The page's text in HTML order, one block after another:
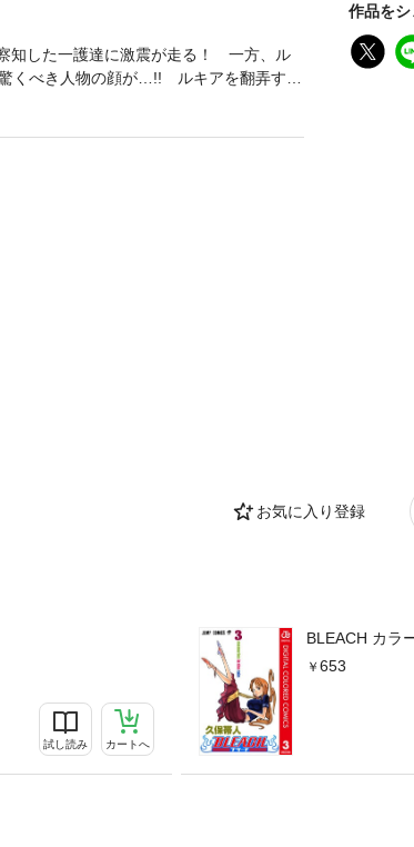
作品を
お気に入り登録
試し読み カートへ
BLEACH カラ
653
知した一護達に激震が走る！ 一方、ル
くべき人物の顔が…!! ルキアを翻弄する